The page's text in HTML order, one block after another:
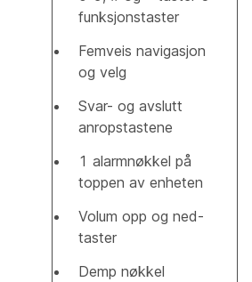
funksjonstaster
Femveis navigasjon
og velg
Svar- og avslutt
anropstastene
1 alarmnøkkel på
toppen av enheten
Volum opp og ned-
taster
Demp nøkkel